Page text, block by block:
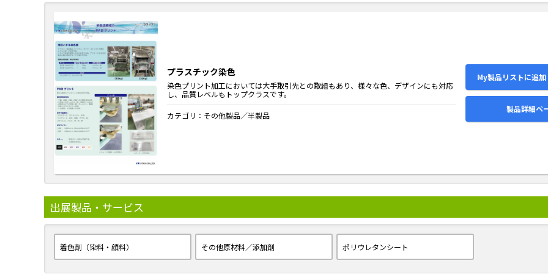
プラスチック染色
染色プリント加工においては大手取引先との取組もあり、様々な色、デザインにも対応
し、品質レベルもトップクラスです。
カテゴリ： その他製品／半製品
My製品リストに追加
製品詳細ペ
出展製品・サービス
着色剤（染料・顔料） その他原材料／添加剤 ポリウレタンシート